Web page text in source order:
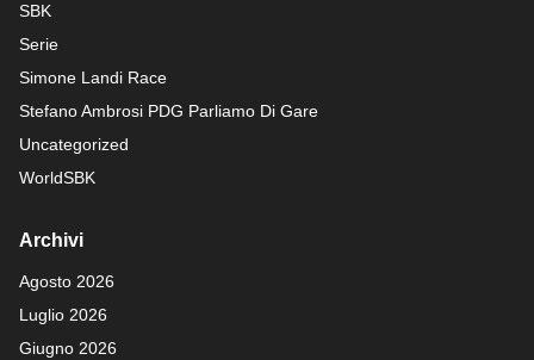
SBK
Serie
Simone Landi Race
Stefano Ambrosi PDG Parliamo Di Gare
Uncategorized
WorldSBK
Archivi
Agosto 2026
Luglio 2026
Giugno 2026